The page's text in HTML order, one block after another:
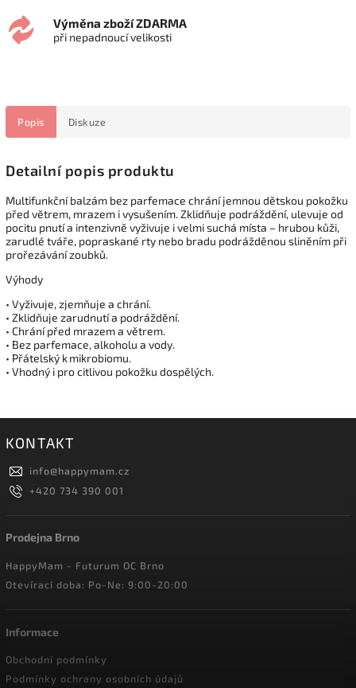
Výměna zboží ZDARMA
při nepadnoucí velikosti
Popis Diskuze
Detailní popis produktu
Multifunkční balzám bez parfemace chrání jemnou dětskou pokožku
před větrem, mrazem i vysušením. Zklidňuje podráždění, ulevuje od
pocitu pnutí a intenzivně vyživuje i velmi suchá místa – hrubou kůži,
zarudlé tváře, popraskané rty nebo bradu podrážděnou sliněním při
prořezávání zoubků.
Výhody
• Vyživuje, zjemňuje a chrání.
• Zklidňuje zarudnutí a podráždění.
• Chrání před mrazem a větrem.
• Bez parfemace, alkoholu a vody.
• Přátelský k mikrobiomu.
• Vhodný i pro citlivou pokožku dospělých.
KONTAKT
info@happymam.cz
+420 734 390 001
Prodejna Brno
HappyMam - Futurum OC Brno
Otevírací doba: Po-Ne: 9:00-20:00
Informace
Obchodní podmínky
Podmínky ochrany osobních údajů